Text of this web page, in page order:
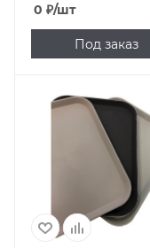
0 ₽/шт
Под заказ